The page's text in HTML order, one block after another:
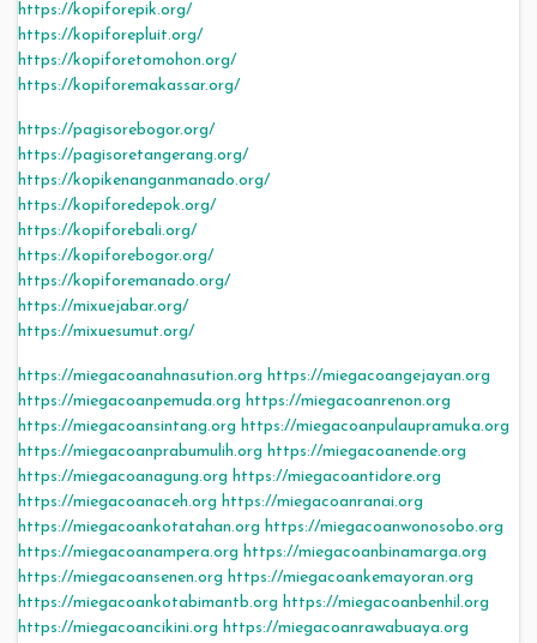
https://kopiforepik.org/
https://kopiforepluit.org/
https://kopiforetomohon.org/
https://kopiforemakassar.org/
https://pagisorebogor.org/
https://pagisoretangerang.org/
https://kopikenanganmanado.org/
https://kopiforedepok.org/
https://kopiforebali.org/
https://kopiforebogor.org/
https://kopiforemanado.org/
https://mixuejabar.org/
https://mixuesumut.org/
https://miegacoanahnasution.org https://miegacoangejayan.org
https://miegacoanpemuda.org https://miegacoanrenon.org
https://miegacoansintang.org https://miegacoanpulaupramuka.org
https://miegacoanprabumulih.org https://miegacoanende.org
https://miegacoanagung.org https://miegacoantidore.org
https://miegacoanaceh.org https://miegacoanranai.org
https://miegacoankotatahan.org https://miegacoanwonosobo.org
https://miegacoanampera.org https://miegacoanbinamarga.org
https://miegacoansenen.org https://miegacoankemayoran.org
https://miegacoankotabimantb.org https://miegacoanbenhil.org
https://miegacoancikini.org https://miegacoanrawabuaya.org